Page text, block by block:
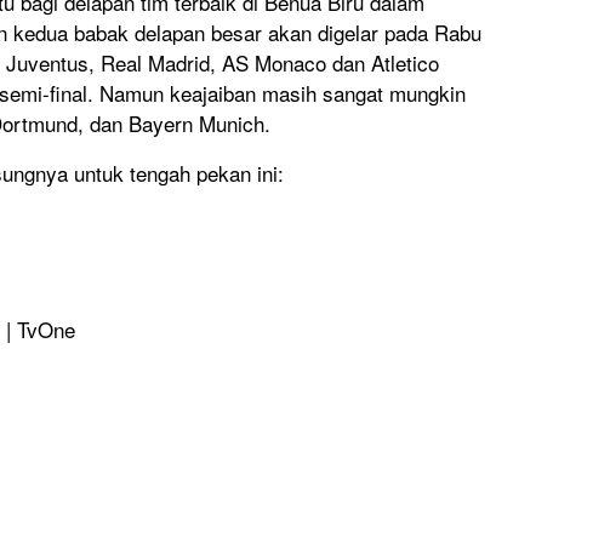
babak delapan besar akan digelar pada Rabu
Real Madrid, AS Monaco dan Atletico
final. Namun keajaiban masih sangat mungkin
dan Bayern Munich.
untuk tengah pekan ini:
TvOne